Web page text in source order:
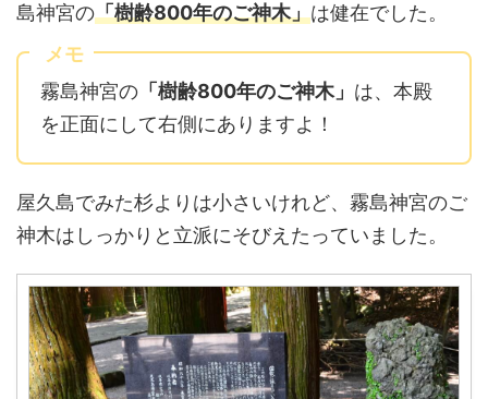
島神宮の「樹齢800年のご神木」は健在でした。
メモ
霧島神宮の 「樹齢800年のご神木」 は、本殿
を正面にして右側にありますよ！
屋久島でみた杉よりは小さいけれど、霧島神宮のご
神木はしっかりと立派にそびえたっていました。